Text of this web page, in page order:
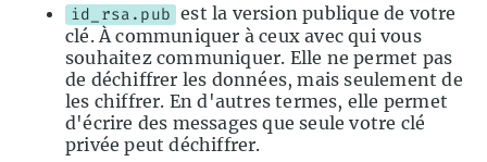
id_rsa.pub est la version publique de votre
clé. À communiquer à ceux avec qui vous
souhaitez communiquer. Elle ne permet pas
de déchiffrer les données, mais seulement de
les chiffrer. En d'autres termes, elle permet
d'écrire des messages que seule votre clé
privée peut déchiffrer.